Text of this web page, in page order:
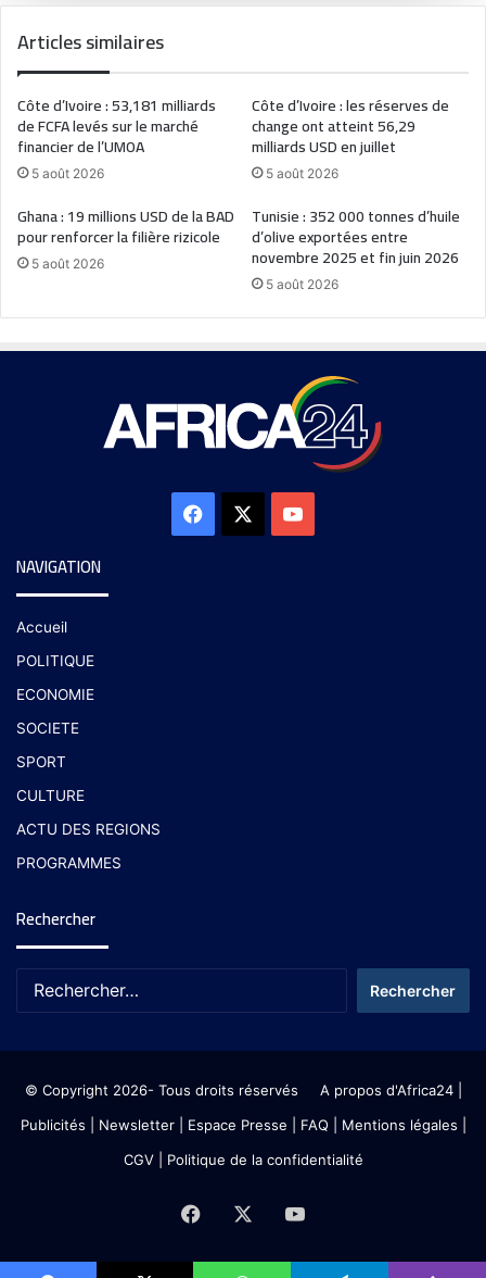
Articles similaires
Côte d’Ivoire : 53,181 milliards
de FCFA levés sur le marché
financier de l’UMOA
5 août 2026
Côte d’Ivoire : les réserves de
change ont atteint 56,29
milliards USD en juillet
5 août 2026
Ghana : 19 millions USD de la BAD
pour renforcer la filière rizicole
5 août 2026
Tunisie : 352 000 tonnes d’huile
d’olive exportées entre
novembre 2025 et fin juin 2026
5 août 2026
NAVIGATION
Accueil
POLITIQUE
ECONOMIE
SOCIETE
SPORT
CULTURE
ACTU DES REGIONS
PROGRAMMES
Rechercher
© Copyright 2026- Tous droits réservés A propos d'Africa24|
Publicités
Newsletter| Espace Presse | FAQ | Mentions légales
CGV| Politique de la confidentialité